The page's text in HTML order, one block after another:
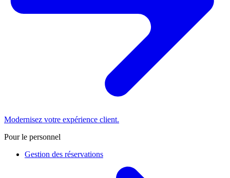
Modernisez votre expérience client.
Pour le personnel
Gestion des réservations